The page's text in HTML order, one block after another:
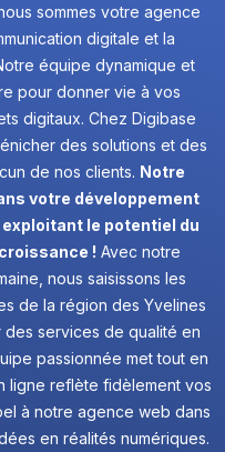
sommes votre agence
digitale et la
équipe dynamique et
pour donner vie à vos
digitaux. Chez Digibase
des solutions et des
de nos clients. Notre
votre développement
le potentiel du
! Avec notre
nous saisissons les
de la région des Yvelines
services de qualité en
passionnée met tout en
reflète fidèlement vos
à notre agence web dans
en réalités numériques.